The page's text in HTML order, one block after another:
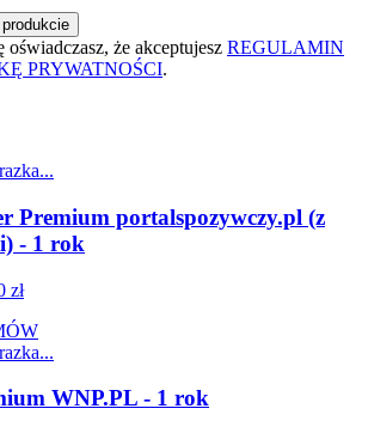
oświadczasz, że akceptujesz REGULAMIN
PRYWATNOŚCI.
Premium portalspozywczy.pl (z
- 1 rok
zł
WNP.PL - 1 rok